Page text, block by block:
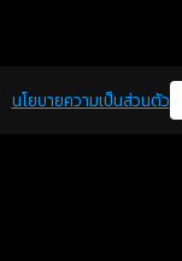
นโยบายความเป็นส่วนตัว